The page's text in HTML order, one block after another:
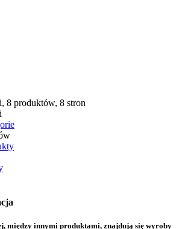
8 produktów, 8 stron
między innymi produktami, znajdują się wyroby